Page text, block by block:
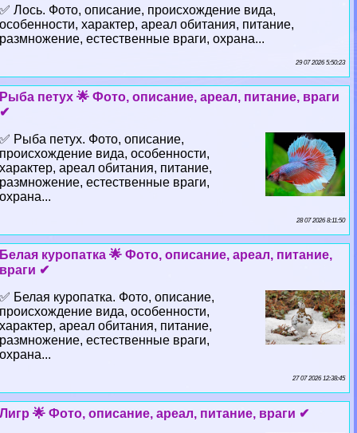
✅ Лось. Фото, описание, происхождение вида,
особенности, хаpaктер, ареал обитания, питание,
размножение, естественные враги, охрана...
29 07 2026 5:50:23
Рыба пeтyx 🌟 Фото, описание, ареал, питание, враги
✔
✅ Рыба пeтyx. Фото, описание,
происхождение вида, особенности,
хаpaктер, ареал обитания, питание,
размножение, естественные враги,
охрана...
28 07 2026 8:11:50
Белая куропатка 🌟 Фото, описание, ареал, питание,
враги ✔
✅ Белая куропатка. Фото, описание,
происхождение вида, особенности,
хаpaктер, ареал обитания, питание,
размножение, естественные враги,
охрана...
27 07 2026 12:38:45
Лигр 🌟 Фото, описание, ареал, питание, враги ✔